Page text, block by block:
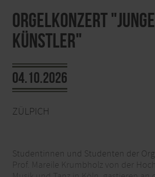
Orgelkonzert "Junge
Künstler"
04.10.2026
ZÜLPICH
Studentinnen und Studenten der
Prof. Mareile Krumbholz von der